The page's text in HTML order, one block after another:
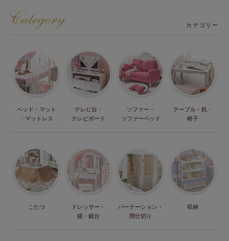
カテゴリー
ベッド・マット
・マットレス
テレビ台・
テレビボード
ソファー・
ソファーベッド
テーブル・机・
椅子
こたつ
ドレッサー・
鏡・鏡台
パーテーション・
間仕切り
収納